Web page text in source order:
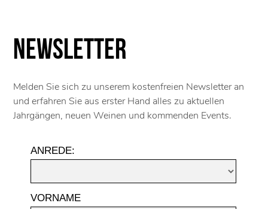
Newsletter
Melden Sie sich zu unserem kostenfreien Newsletter an
und erfahren Sie aus erster Hand alles zu aktuellen
Jahrgängen, neuen Weinen und kommenden Events.